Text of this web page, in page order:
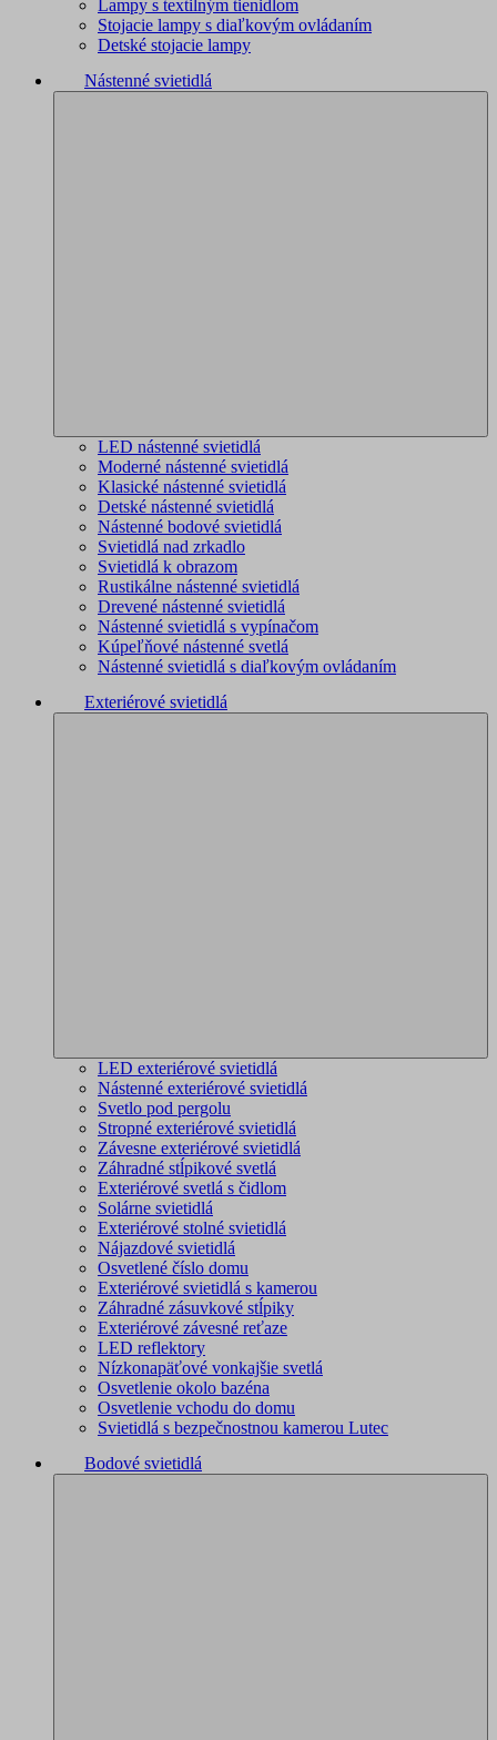
Lampy s textilným tienidlom
Stojacie lampy s diaľkovým ovládaním
Detské stojacie lampy
Nástenné svietidlá
LED nástenné svietidlá
Moderné nástenné svietidlá
Klasické nástenné svietidlá
Detské nástenné svietidlá
Nástenné bodové svietidlá
Svietidlá nad zrkadlo
Svietidlá k obrazom
Rustikálne nástenné svietidlá
Drevené nástenné svietidlá
Nástenné svietidlá s vypínačom
Kúpeľňové nástenné svetlá
Nástenné svietidlá s diaľkovým ovládaním
Exteriérové svietidlá
LED exteriérové svietidlá
Nástenné exteriérové svietidlá
Svetlo pod pergolu
Stropné exteriérové svietidlá
Závesne exteriérové svietidlá
Záhradné stĺpikové svetlá
Exteriérové svetlá s čidlom
Solárne svietidlá
Exteriérové stolné svietidlá
Nájazdové svietidlá
Osvetlené číslo domu
Exteriérové svietidlá s kamerou
Záhradné zásuvkové stĺpiky
Exteriérové závesné reťaze
LED reflektory
Nízkonapäťové vonkajšie svetlá
Osvetlenie okolo bazéna
Osvetlenie vchodu do domu
Svietidlá s bezpečnostnou kamerou Lutec
Bodové svietidlá